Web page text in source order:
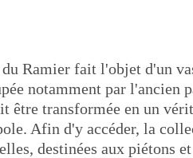
Ramier fait l'objet d'un
notamment par l'ancien
être transformée en un
Afin d'y accéder, la
destinées aux piétons